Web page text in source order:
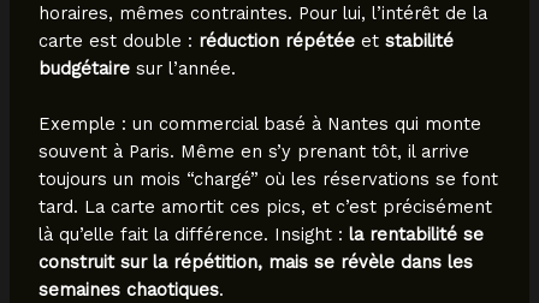
horaires, mêmes contraintes. Pour lui, l’intérêt de la
carte est double : réduction répétéeet stabilité
budgétairesur l’année.
Exemple : un commercial basé à Nantes qui monte
souvent à Paris. Même en s’y prenant tôt, il arrive
toujours un mois “chargé” où les réservations se font
tard. La carte amortit ces pics, et c’est précisément
là qu’elle fait la différence. Insight : la rentabilité se
construit sur la répétition, mais se révèle dans les
semaines chaotiques.